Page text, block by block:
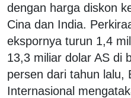
dengan harga diskon
Cina dan India.
ekspornya turun 1,4
13,3 miliar dolar AS di
persen dari tahun lalu,
Internasional